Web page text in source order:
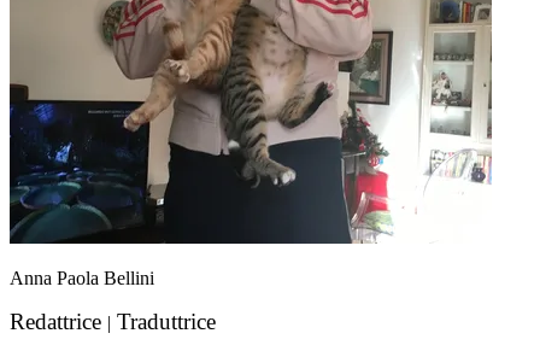
Anna Paola Bellini
Redattrice | Traduttrice